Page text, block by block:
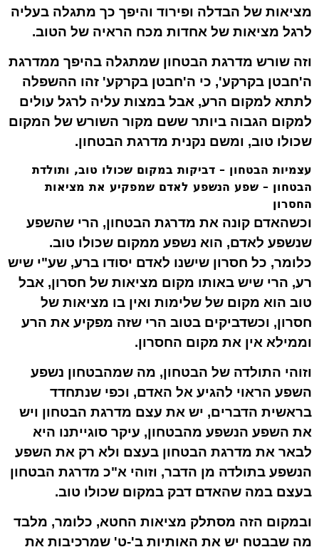
מציאות של הבדלה ופירוד והיפך כך מתגלה בעליה
לרגל מציאות של אחדות מכח הראיה של הטוב.
וזה שורש מדרגת הבטחון שמתגלה בהיפך ממדרגת
ה'חבטן בקרקע', כי ה'חבטן בקרקע' זהו ההשפלה
לתתא למקום הרע, אבל במצות עליה לרגל עולים
למקום הגבוה ביותר ששם מקור השורש של המקום
שכולו טוב, ומשם נקנית מדרגת הבטחון.
עצמיות הבטחון – דביקות במקום שכולו טוב, ותולדת
הבטחון – שפע הנשפע לאדם שמפקיע את מציאות
החסרון
וכשהאדם קונה את מדרגת הבטחון, הרי שהשפע
שנשפע לאדם, הוא נשפע ממקום שכולו טוב.
כלומר, כל חסרון שישנו לאדם יסודו ברע, שע"י שיש
רע, הרי שיש באותו מקום מציאות של חסרון, אבל
טוב הוא מקום של שלימות ואין בו מציאות של
חסרון, וכשדביקים בטוב הרי שזה מפקיע את הרע
וממילא אין את מקום החסרון.
וזוהי התולדה של הבטחון, מה שמהבטחון נשפע
השפע הראוי להגיע אל האדם, וכפי שנתחדד
בראשית הדברים, יש את עצם מדרגת הבטחון ויש
את השפע הנשפע מהבטחון, עיקר סוגייתנו היא
לבאר את מדרגת הבטחון בעצם ולא רק את השפע
הנשפע בתולדה מן הדבר, וזוהי א"כ מדרגת הבטחון
בעצם במה שהאדם דבק במקום שכולו טוב.
ובמקום הזה מסתלק מציאות החטא, כלומר, מלבד
מה שבבטח יש את האותיות ב'-ט' שמרכיבות את